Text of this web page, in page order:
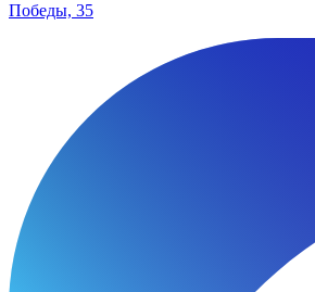
Победы, 35